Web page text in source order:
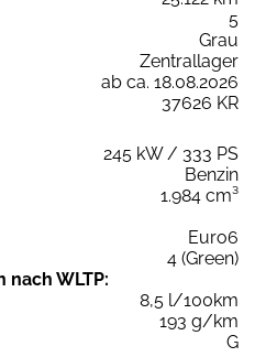
5
Grau
Zentrallager
ab ca. 18.08.2026
37626 KR
245 kW / 333 PS
Benzin
1.984 cm³
Euro6
4 (Green)
nach WLTP:
8,5 l/100km
193 g/km
G